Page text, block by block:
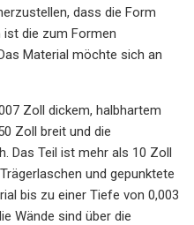
dass die Form
die zum Formen
Material möchte sich an
Zoll dickem, halbhartem
Zoll breit und die
Das Teil ist mehr als 10 Zoll
und gepunktete
bis zu einer Tiefe von 0,003
Wände sind über die